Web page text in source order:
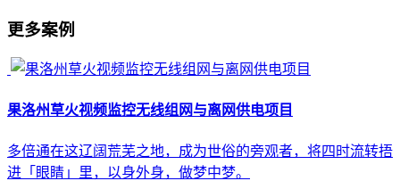
更多案例
果洛州草火视频监控无线组网与离网供电项目
多倍通在这辽阔荒芜之地，成为世俗的旁观者，将四时流转捂
进「眼睛」里，以身外身，做梦中梦。